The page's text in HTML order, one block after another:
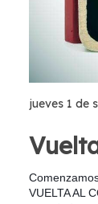
jueves 1 de
VUELTA AL